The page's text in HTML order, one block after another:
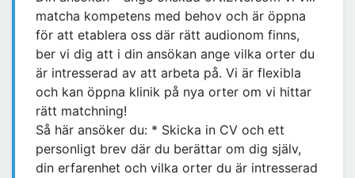
matcha kompetens med behov och är öppna
för att etablera oss där rätt audionom finns,
ber vi dig att i din ansökan ange vilka orter du
är intresserad av att arbeta på. Vi är flexibla
och kan öppna klinik på nya orter om vi hittar
rätt matchning!
Så här ansöker du: * Skicka in CV och ett
personligt brev där du berättar om dig själv,
din erfarenhet och vilka orter du är intresserad